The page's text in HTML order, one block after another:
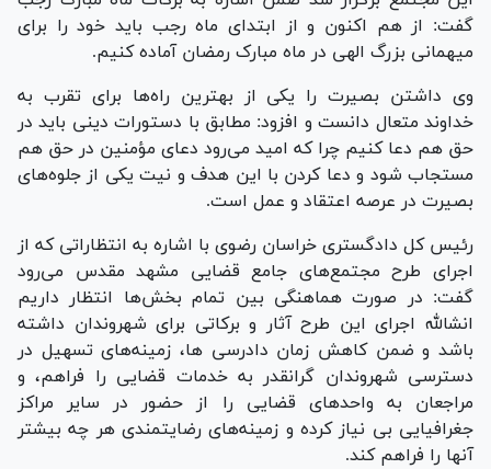
گفت: از هم اکنون و از ابتدای ماه رجب باید خود را برای
میهمانی بزرگ الهی در ماه مبارک رمضان آماده کنیم.
وی داشتن بصیرت را یکی از بهترین راه‌ها برای تقرب به
خداوند متعال دانست و افزود: مطابق با دستورات دینی باید در
حق هم دعا کنیم چرا که امید می‌رود دعای مؤمنین در حق هم
مستجاب شود و دعا کردن با این هدف و نیت یکی از جلوه‌های
بصیرت در عرصه اعتقاد و عمل است.
رئیس کل دادگستری خراسان رضوی با اشاره به انتظاراتی که از
اجرای طرح مجتمع‌های جامع قضایی مشهد مقدس می‌رود
گفت: در صورت هماهنگی بین تمام بخش‌ها انتظار داریم
انشالله اجرای این طرح آثار و برکاتی برای شهروندان داشته
باشد و ضمن کاهش زمان دادرسی ها، زمینه‌های تسهیل در
دسترسی شهروندان گرانقدر به خدمات قضایی را فراهم، و
مراجعان به واحد‌های قضایی را از حضور در سایر مراکز
جغرافیایی بی نیاز کرده و زمینه‌های رضایتمندی هر چه بیشتر
آنها را فراهم کند.